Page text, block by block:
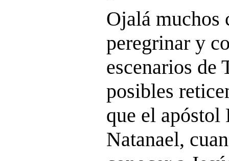
Ojalá muchos
peregrinar y
escenarios de
posibles
que el apóstol
Natanael,